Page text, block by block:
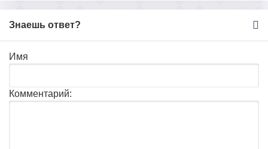
Знаешь ответ?
Имя
Комментарий: